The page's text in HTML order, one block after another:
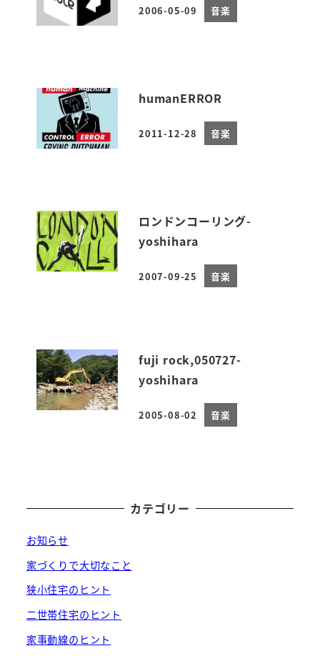
投稿日
2006-05-09 音楽
humanERROR
投稿日
2011-12-28 音楽
ロンドンコーリング-
yoshihara
投稿日
2007-09-25 音楽
fuji rock,050727-
yoshihara
投稿日
2005-08-02 音楽
カテゴリー
お知らせ
家づくりで大切なこと
狭小住宅のヒント
二世帯住宅のヒント
家事動線のヒント